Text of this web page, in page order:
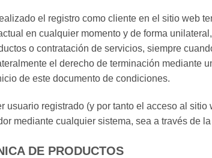
el registro como cliente en el sitio web
en cualquier momento y de forma
o contratación de servicios, siempre
el derecho de terminación mediante
de este documento de condiciones.
registrado (y por tanto el acceso al
mediante cualquier sistema, sea a través de
DE PRODUCTOS